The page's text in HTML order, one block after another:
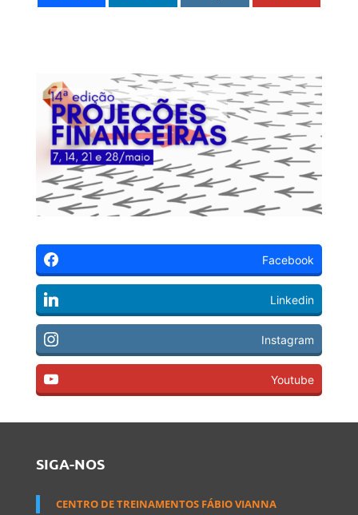
Facebook
Linkedin
Instagram
Youtube
SIGA-NOS
CENTRO DE TREINAMENTOS FÁBIO VIANNA